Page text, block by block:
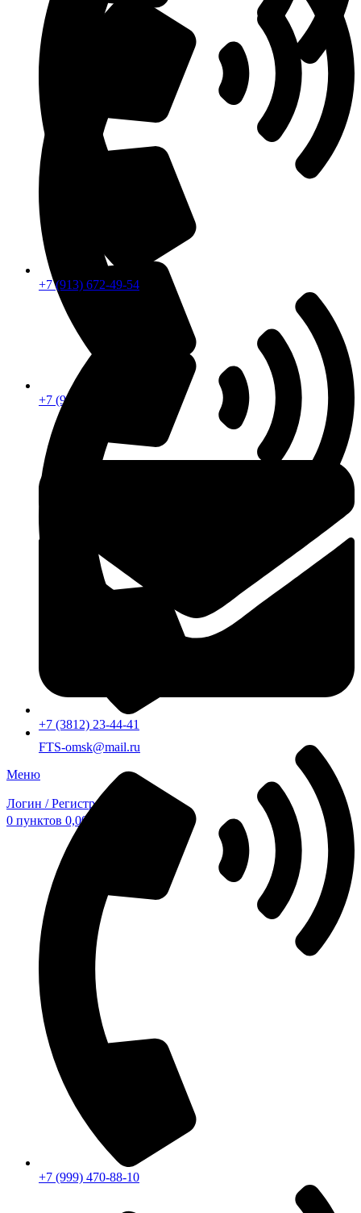
+7 (913) 672-49-54
FTS-omsk@mail.ru
Меню
Логин / Регистрация
0 пунктов 0,00
+7 (913) 672-49-54
+7 (3812) 23-44-41
+7 (999) 470-88-10